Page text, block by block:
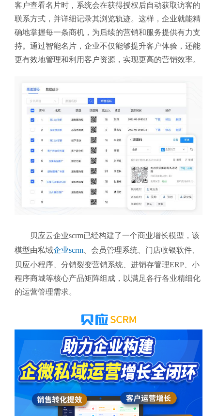
客户查看名片时，系统会在获得授权后自动获取访客的
联系方式，并详细记录其浏览轨迹。这样，企业就能精
确地掌握每一条商机，为后续的营销和服务提供有力支
持。通过智能名片，企业不仅能够提升客户体验，还能
更有效地管理和利用客户资源，实现更高的营销效率。
贝应云企业scrm已经构建了一个商业增长模型，该
模型由私域企业scrm 、会员管理系统、门店收银软件、
贝应小程序、分销裂变营销系统、进销存管理ERP、小
程序商城等核心产品矩阵组成，以满足各行各业精细化
的运营管理需求。